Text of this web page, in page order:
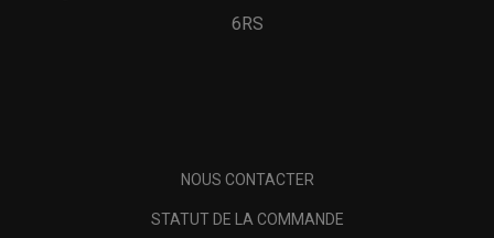
6RS
NOUS CONTACTER
STATUT DE LA COMMANDE